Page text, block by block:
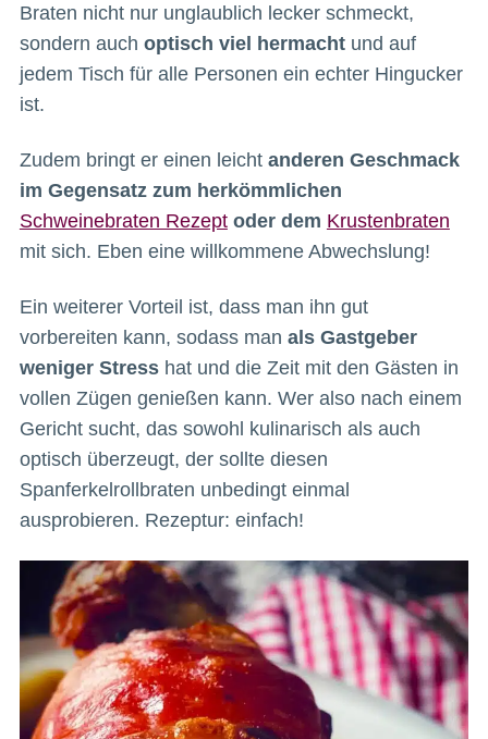
Braten nicht nur unglaublich lecker schmeckt,
sondern auch optisch viel hermachtund auf
jedem Tisch für alle Personen ein echter Hingucker
ist.
Zudem bringt er einen leicht anderen Geschmack
im Gegensatz zum herkömmlichen
Schweinebraten Rezeptoder dem Krustenbraten
mit sich. Eben eine willkommene Abwechslung!
Ein weiterer Vorteil ist, dass man ihn gut
vorbereiten kann, sodass man als Gastgeber
weniger Stresshat und die Zeit mit den Gästen in
vollen Zügen genießen kann. Wer also nach einem
Gericht sucht, das sowohl kulinarisch als auch
optisch überzeugt, der sollte diesen
Spanferkelrollbraten unbedingt einmal
ausprobieren. Rezeptur: einfach!